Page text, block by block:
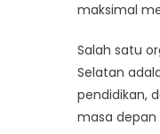
maksimal
Salah satu
Selatan
pendidikan,
masa depan